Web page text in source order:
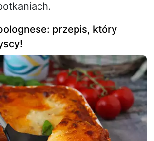
przepis, który